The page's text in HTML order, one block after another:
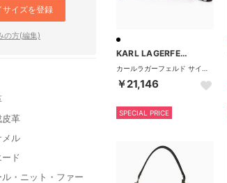
サイズを登録
の方(編集)
皮革
メル
ード
ル・ニット・ファー
KARL LAGERFELD
￥21,146
SPECIAL PRICE